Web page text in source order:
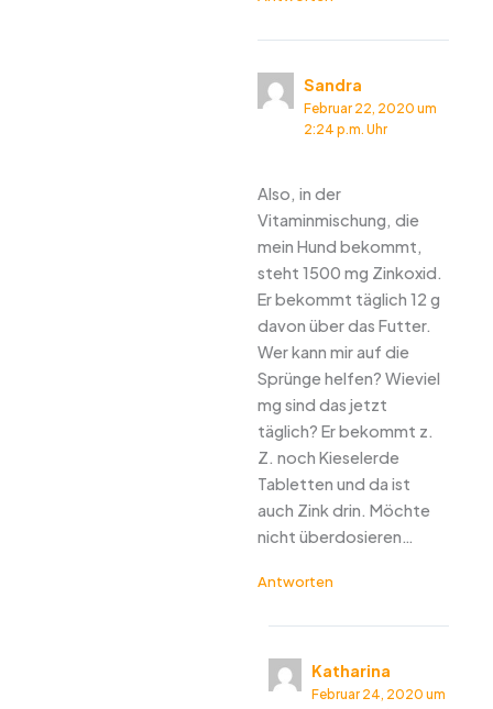
Sandra
Februar 22, 2020 um
2:24 p.m. Uhr
Also, in der
Vitaminmischung, die
mein Hund bekommt,
steht 1500 mg Zinkoxid.
Er bekommt täglich 12 g
davon über das Futter.
Wer kann mir auf die
Sprünge helfen? Wieviel
mg sind das jetzt
täglich? Er bekommt z.
Z. noch Kieselerde
Tabletten und da ist
auch Zink drin. Möchte
nicht überdosieren…
Antworten
Katharina
Februar 24, 2020 um